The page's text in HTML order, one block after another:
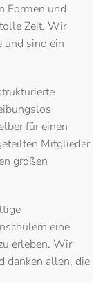
Formen und
Zeit. Wir
und sind ein
für einen
Mitglieder
großen
eine
erleben. Wir
danken allen, die